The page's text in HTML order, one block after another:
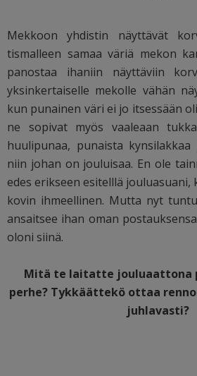
Mekkoon yhdistin näyttävät
tismalleen samaa väriä mekon
panostaa ihaniin näyttäviin
yksinkertaiselle mekolle vähän
kun punainen väri ei jo itsessään
ne sopivat myös vaaleaan
huulipunaa, punaista
niin johan on jouluisaa. En ole
edes erikseen esitelllä jouluasuani,
kovin ihmeellinen. Mutta nyt
ansaitsee ihan oman
oloni siinä.
Mitä te laitatte jouluaattona
perhe? Tykkäättekö ottaa
juhlavasti?